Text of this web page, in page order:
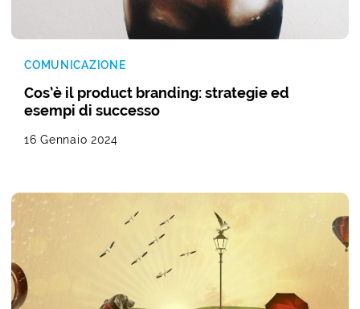
COMUNICAZIONE
Cos’è il product branding: strategie ed
esempi di successo
16 Gennaio 2024